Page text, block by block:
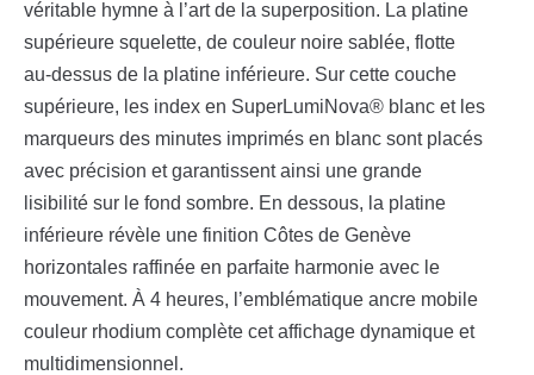
véritable hymne à l’art de la superposition. La platine
supérieure squelette, de couleur noire sablée, flotte
au-dessus de la platine inférieure. Sur cette couche
supérieure, les index en SuperLumiNova® blanc et les
marqueurs des minutes imprimés en blanc sont placés
avec précision et garantissent ainsi une grande
lisibilité sur le fond sombre. En dessous, la platine
inférieure révèle une finition Côtes de Genève
horizontales raffinée en parfaite harmonie avec le
mouvement. À 4 heures, l’emblématique ancre mobile
couleur rhodium complète cet affichage dynamique et
multidimensionnel.